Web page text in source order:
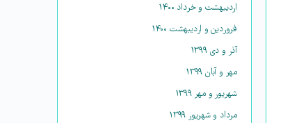
اردیبهشت و خرداد ۱۴۰۰
فروردین و اردیبهشت ۱۴۰۰
آذر و دی ۱۳۹۹
مهر و آبان ۱۳۹۹
شهریور و مهر ۱۳۹۹
مرداد و شهریور ۱۳۹۹